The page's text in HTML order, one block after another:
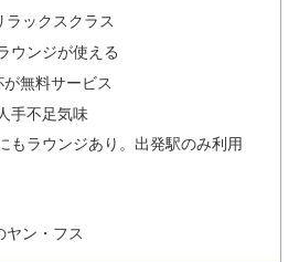
ラックスクラス
ウンジが使える
無料サービス
手不足気味
もラウンジあり。出発駅のみ利用
ヤン・フス